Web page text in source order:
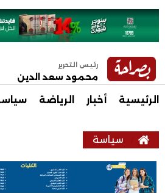
رئيس التحرير
محمود سعد الدين
الرئيسية أخبار الرياضة
سياسة